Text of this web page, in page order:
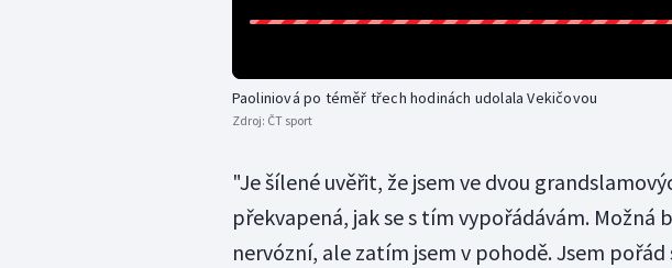
Paoliniová po téměř třech hodinách udolala Vekičovou
Zdroj: ČT sport
"Je šílené uvěřit, že jsem ve dvou
překvapená, jak se s tím vypořádávám. Možná
nervózní, ale zatím jsem v pohodě. Jsem